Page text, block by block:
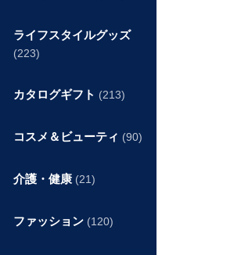
ライフスタイルグッズ
(223)
カタログギフト (213)
コスメ＆ビューティ (90)
介護・健康 (21)
ファッション (120)